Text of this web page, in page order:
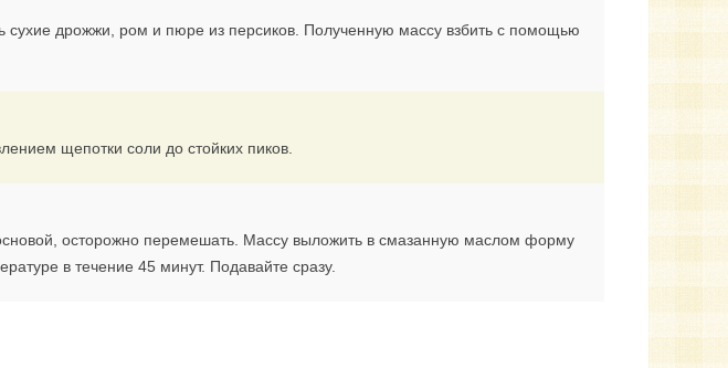
сухие дрожжи, ром и пюре из персиков. Полученную массу взбить с помощью
щепотки соли до стойких пиков.
осторожно перемешать. Массу выложить в смазанную маслом форму
в течение 45 минут. Подавайте сразу.